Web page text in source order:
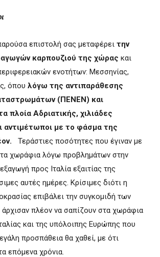
επιστολή σας μεταφέρει την
καρπουζιού της χώρας και
ενοτήτων: Μεσσηνίας,
όπου λόγω της αντιπαράθεσης
(ΠΕΝΕΝ) και
πλοία Αδριατικής, χιλιάδες
αντιμέτωποι με το φάσμα της
Τεράστιες ποσότητες που έγιναν με
χωράφια λόγω προβλημάτων στην
προς Ιταλία εξαιτίας της
αυτές ημέρες. Κρίσιμες διότι η
επιβάλει την συγκομιδή των
πλέον να σαπίζουν στα χωράφια
και της υπόλοιπης Ευρώπης που
προσπάθεια θα χαθεί, με ότι
επόμενα χρόνια.